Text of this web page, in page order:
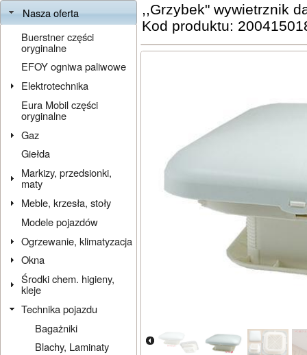
Nasza oferta
Buerstner części
oryginalne
EFOY ogniwa paliwowe
Elektrotechnika
Eura Mobil części
oryginalne
Gaz
Giełda
Markizy, przedsionki,
maty
Meble, krzesła, stoły
Modele pojazdów
Ogrzewanie, klimatyzacja
Okna
Środki chem. higieny,
kleje
Technika pojazdu
Bagażniki
Blachy, Laminaty
,,Grzybek" wywietrznik
Kod produktu: